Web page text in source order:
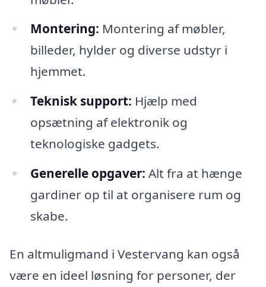
Montering: Montering af møbler,
billeder, hylder og diverse udstyr i
hjemmet.
Teknisk support: Hjælp med
opsætning af elektronik og
teknologiske gadgets.
Generelle opgaver: Alt fra at hænge
gardiner op til at organisere rum og
skabe.
En altmuligmand i Vestervang kan også
være en ideel løsning for personer, der